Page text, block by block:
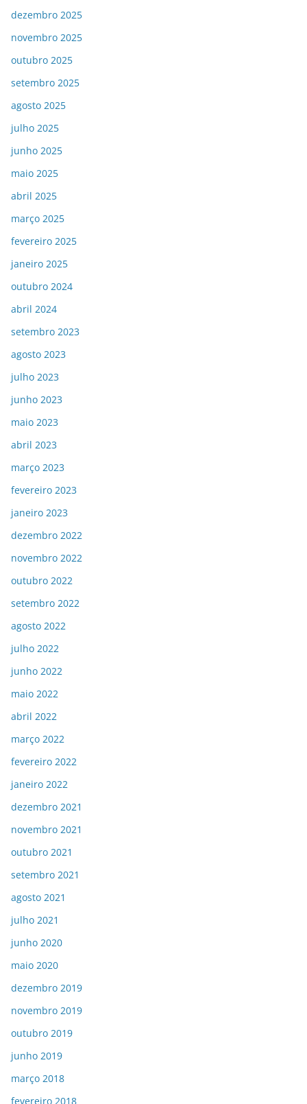
dezembro 2025
novembro 2025
outubro 2025
setembro 2025
agosto 2025
julho 2025
junho 2025
maio 2025
abril 2025
março 2025
fevereiro 2025
janeiro 2025
outubro 2024
abril 2024
setembro 2023
agosto 2023
julho 2023
junho 2023
maio 2023
abril 2023
março 2023
fevereiro 2023
janeiro 2023
dezembro 2022
novembro 2022
outubro 2022
setembro 2022
agosto 2022
julho 2022
junho 2022
maio 2022
abril 2022
março 2022
fevereiro 2022
janeiro 2022
dezembro 2021
novembro 2021
outubro 2021
setembro 2021
agosto 2021
julho 2021
junho 2020
maio 2020
dezembro 2019
novembro 2019
outubro 2019
junho 2019
março 2018
fevereiro 2018